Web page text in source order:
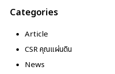
Categories
Article
CSR คุณแผ่นดิน
News